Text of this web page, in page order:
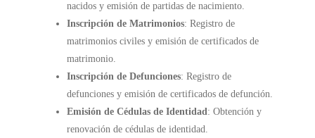
nacidos y emisión de partidas de nacimiento.
Inscripción de Matrimonios: Registro de
matrimonios civiles y emisión de certificados de
matrimonio.
Inscripción de Defunciones: Registro de
defunciones y emisión de certificados de defunción.
Emisión de Cédulas de Identidad: Obtención y
renovación de cédulas de identidad.